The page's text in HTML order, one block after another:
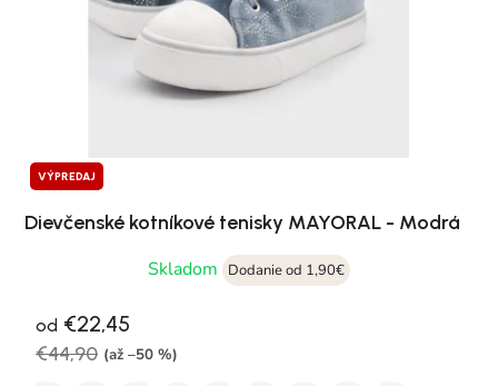
VÝPREDAJ
Dievčenské kotníkové tenisky MAYORAL - Modrá
Skladom
Dodanie od 1,90€
od €22,45
€44,90 (až –50 %)